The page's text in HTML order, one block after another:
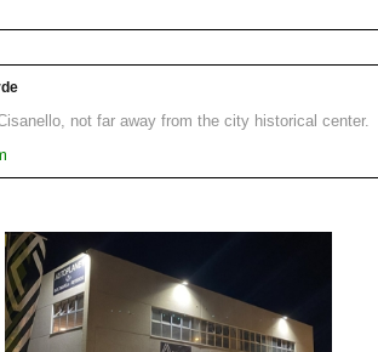
not far away from the city historical center.